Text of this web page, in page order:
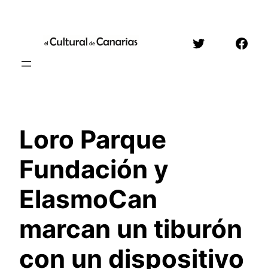
contenido
Twitter
Loro Parque
Fundación y
ElasmoCan
marcan un tiburón
con un dispositivo